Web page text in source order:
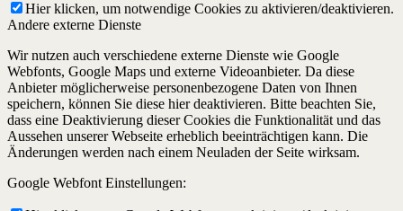
Hier klicken, um notwendige Cookies zu aktivieren/deaktivieren.
Andere externe Dienste
Wir nutzen auch verschiedene externe Dienste wie Google
Webfonts, Google Maps und externe Videoanbieter. Da diese
Anbieter möglicherweise personenbezogene Daten von Ihnen
speichern, können Sie diese hier deaktivieren. Bitte beachten Sie,
dass eine Deaktivierung dieser Cookies die Funktionalität und das
Aussehen unserer Webseite erheblich beeinträchtigen kann. Die
Änderungen werden nach einem Neuladen der Seite wirksam.
Google Webfont Einstellungen: